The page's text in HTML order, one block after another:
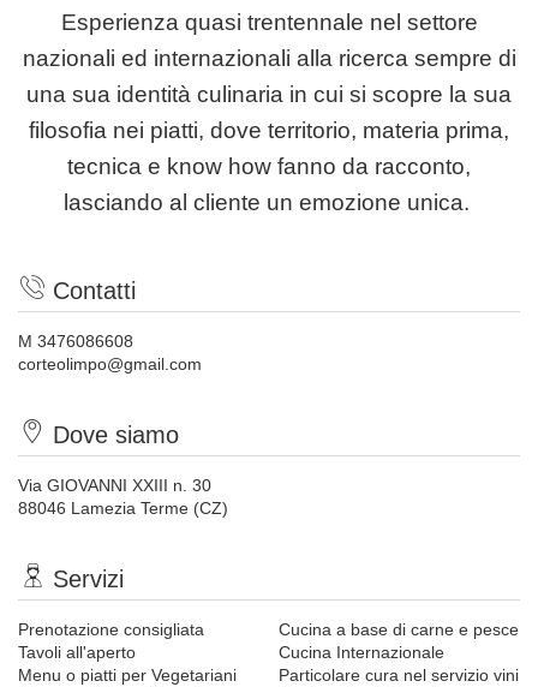
Esperienza quasi trentennale nel settore
nazionali ed internazionali alla ricerca sempre di
una sua identità culinaria in cui si scopre la sua
filosofia nei piatti, dove territorio, materia prima,
tecnica e know how fanno da racconto,
lasciando al cliente un emozione unica.
Contatti
M 3476086608
corteolimpo@gmail.com
Dove siamo
Via GIOVANNI XXIII n. 30
88046 Lamezia Terme (CZ)
Servizi
Prenotazione consigliata
Tavoli all'aperto
Menu o piatti per Vegetariani
Cucina a base di carne e pesce
Cucina Internazionale
Particolare cura nel servizio vini